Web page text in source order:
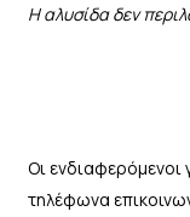
Η αλυσίδα δεν
Οι ενδιαφερόμενοι
τηλέφωνα